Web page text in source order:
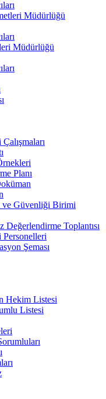
Müdürlüğü
Müdürlüğü
Planı
ve Güvenliği Birimi
Toplantısı
Şeması
Hekim Listesi
Listesi